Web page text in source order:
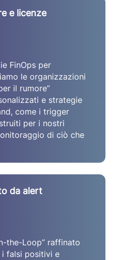
e licenze
FinOps per
le organizzazioni
il rumore”
e strategie
come i trigger
per i nostri
di ciò che
da alert
the-Loop” raffinato
i falsi positivi e